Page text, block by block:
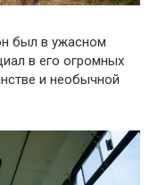
был в ужасном
в его огромных
и необычной